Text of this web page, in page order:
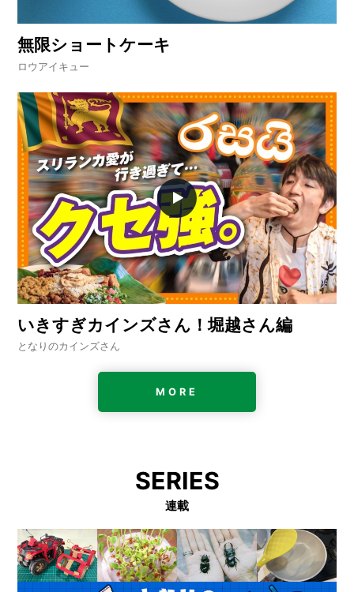
無限ショートケーキ
ロウアイキュー
いきすぎカインズさん！堀越さん編
となりのカインズさん
MORE
SERIES
連載